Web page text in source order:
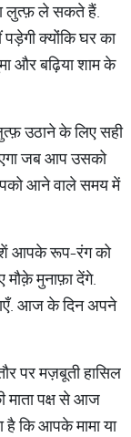
लुत्फ़ ले सकते हैं.
क्योंकि घर का
और बढ़िया शाम के
उठाने के लिए सही
जब आप उसको
आने वाले समय में
आपके रूप-रंग को
मौक़े मुनाफ़ा देंगे.
आज के दिन अपने
पर मज़बूती हासिल
पक्ष से आज
है कि आपके मामा या